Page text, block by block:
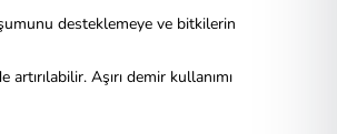
desteklemeye ve bitkilerin
Aşırı demir kullanımı